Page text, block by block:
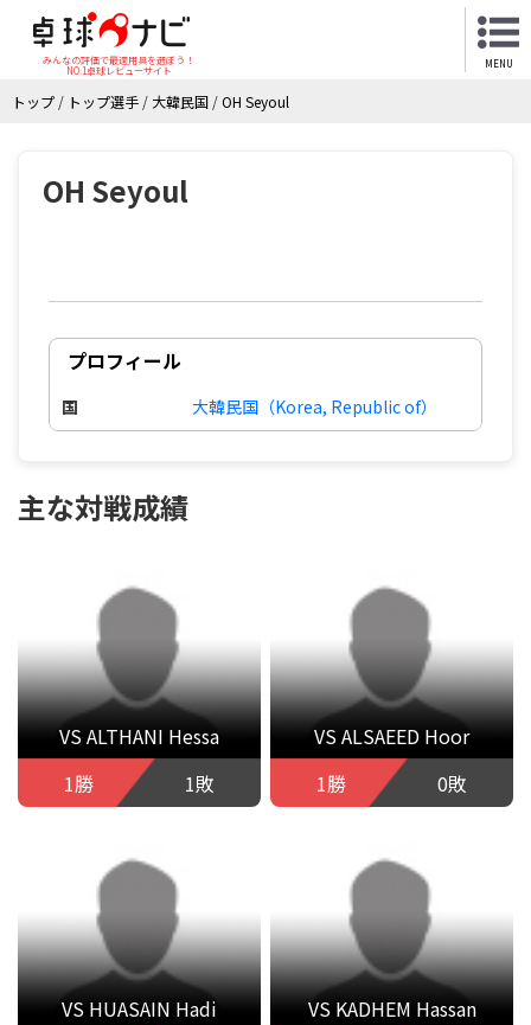
みんなの評価で最適用具を選ぼう！
NO.1卓球レビューサイト
MENU
トップ / トップ選手 / 大韓民国 /OH Seyoul
OH Seyoul
プロフィール
国 大韓民国（Korea, Republic of）
主な対戦成績
VS ALTHANI Hessa
1勝
1敗
VS ALSAEED Hoor
1勝
0敗
VS HUASAIN Hadi
VS KADHEM Hassan